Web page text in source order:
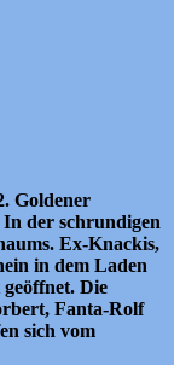
Goldener
der schrundigen
Ex-Knackis,
in dem Laden
Die
Fanta-Rolf
sich vom